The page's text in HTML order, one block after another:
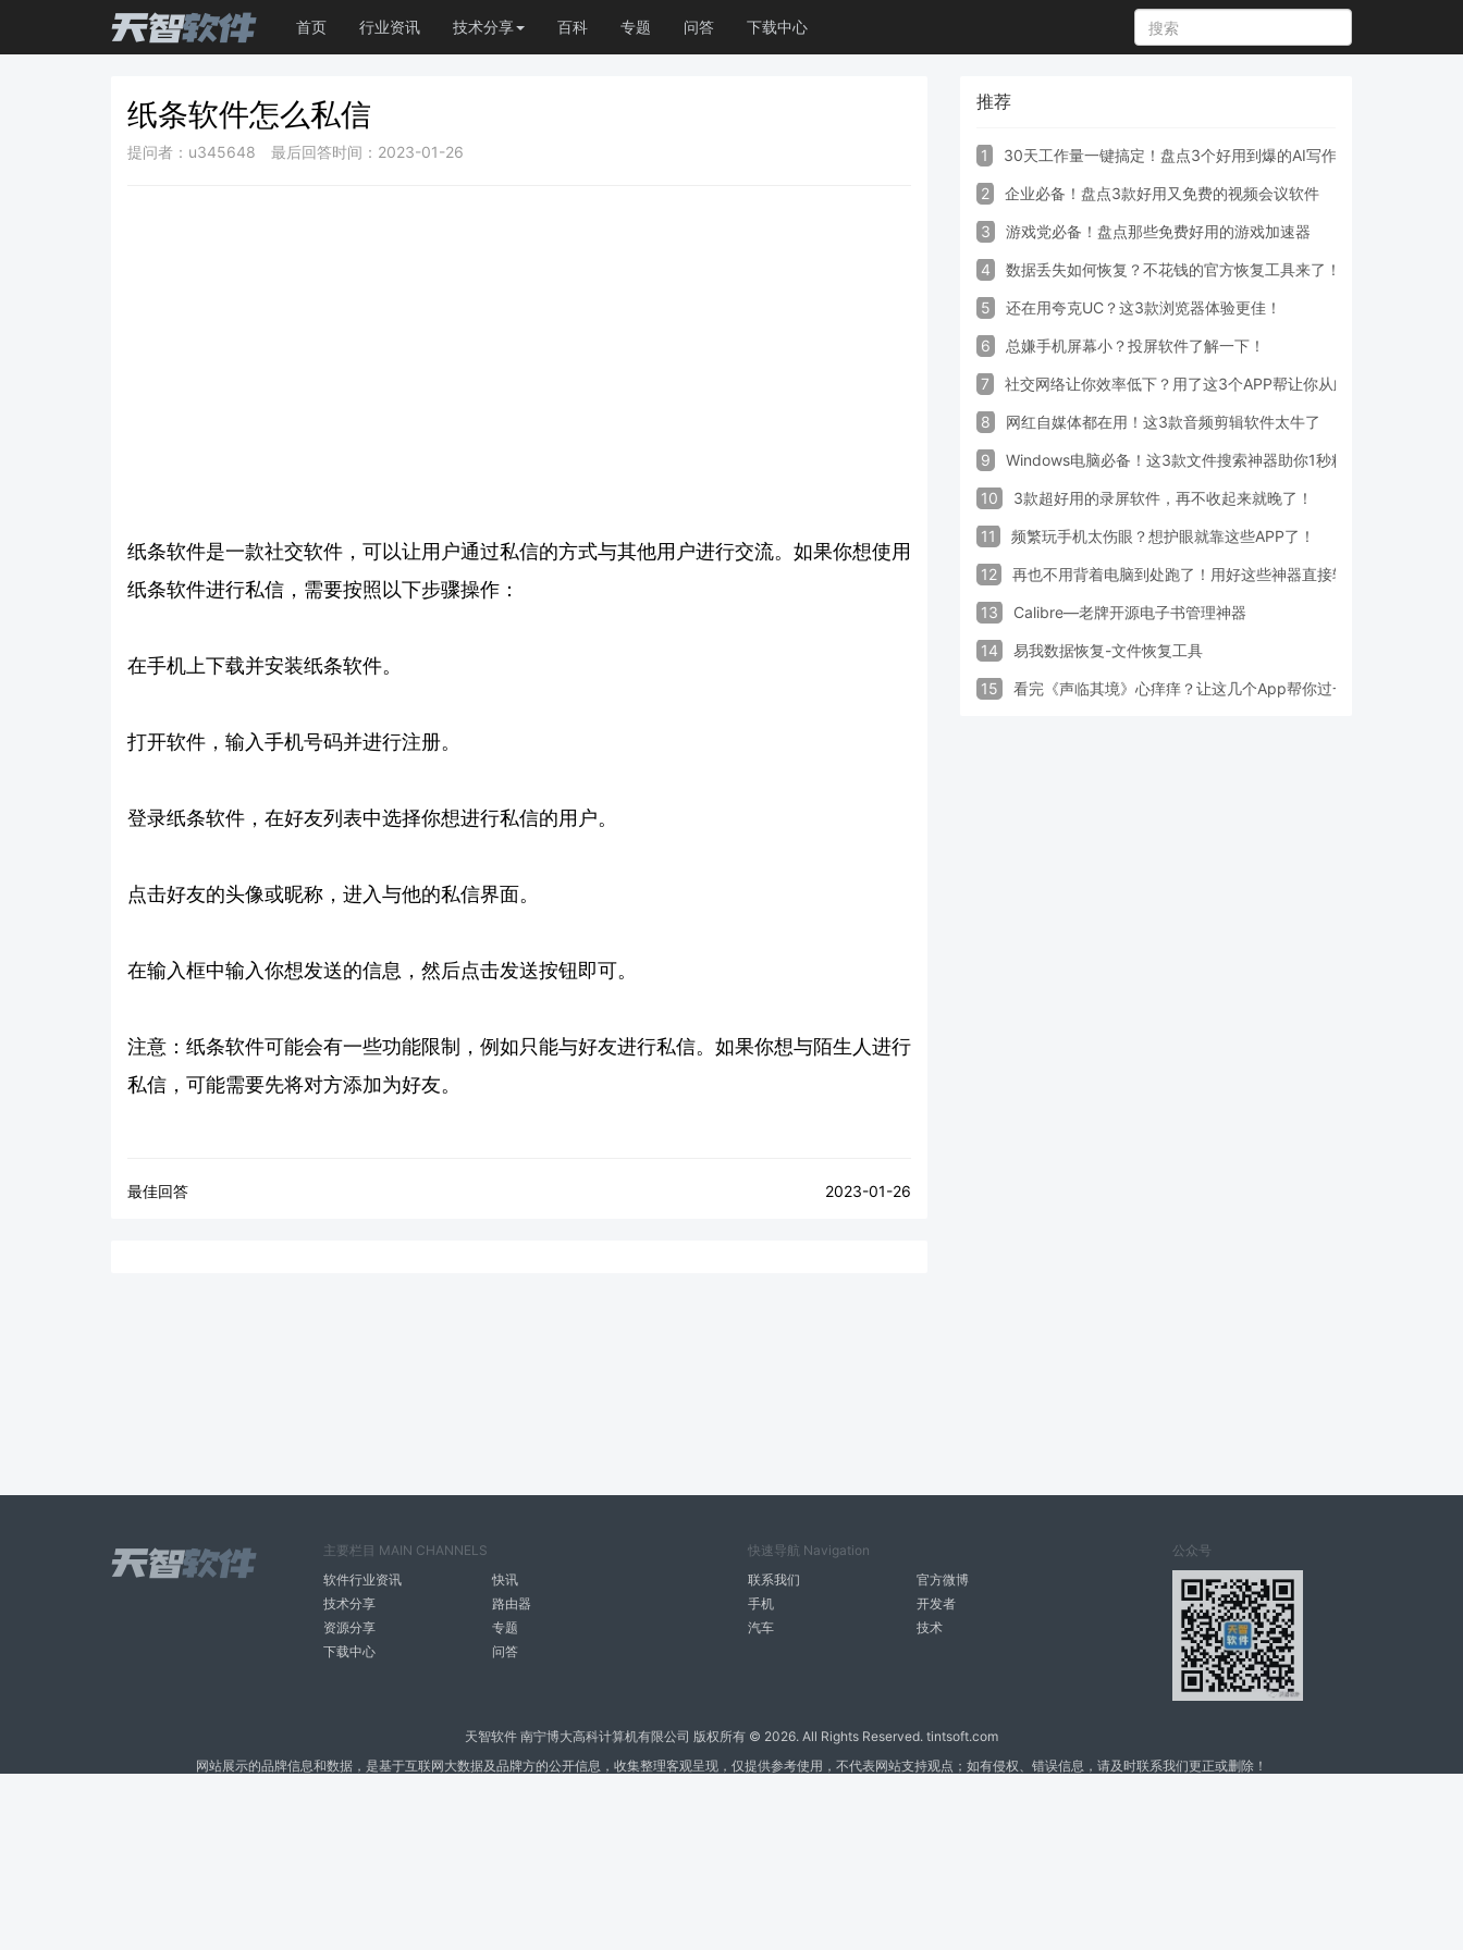
首页 行业资讯 技术分享 百科 专题 问答 下载中心
纸条软件怎么私信
提问者：u345648 最后回答时间：2023-01-26
纸条软件是一款社交软件，可以让用户通过私信的方式与其他用户进行交流。如果你想使用
纸条软件进行私信，需要按照以下步骤操作：
在手机上下载并安装纸条软件。
打开软件，输入手机号码并进行注册。
登录纸条软件，在好友列表中选择你想进行私信的用户。
点击好友的头像或昵称，进入与他的私信界面。
在输入框中输入你想发送的信息，然后点击发送按钮即可。
注意：纸条软件可能会有一些功能限制，例如只能与好友进行私信。如果你想与陌生人进行
私信，可能需要先将对方添加为好友。
最佳回答 2023-01-26
推荐
1 30天工作量一键搞定！盘点3个好用到爆的AI写作生成器工具
2 企业必备！盘点3款好用又免费的视频会议软件
3 游戏党必备！盘点那些免费好用的游戏加速器
4 数据丢失如何恢复？不花钱的官方恢复工具来了！
5 还在用夸克UC？这3款浏览器体验更佳！
6 总嫌手机屏幕小？投屏软件了解一下！
7 社交网络让你效率低下？用了这3个APP帮让你从此戒掉手机！
8 网红自媒体都在用！这3款音频剪辑软件太牛了
9 Windows电脑必备！这3款文件搜索神器助你1秒精准定位文件
10 3款超好用的录屏软件，再不收起来就晚了！
11 频繁玩手机太伤眼？想护眼就靠这些APP了！
12 再也不用背着电脑到处跑了！用好这些神器直接轻松办公
13 Calibre—老牌开源电子书管理神器
14 易我数据恢复-文件恢复工具
15 看完《声临其境》心痒痒？让这几个App帮你过一把配音瘾
主要栏目 MAIN CHANNELS
软件行业资讯
快讯
技术分享
路由器
资源分享
专题
下载中心
问答
快速导航 Navigation
联系我们
官方微博
手机
开发者
汽车
技术
公众号
天智软件 南宁博大高科计算机有限公司 版权所有 © 2026. All Rights Reserved. tintsoft.com
网站展示的品牌信息和数据，是基于互联网大数据及品牌方的公开信息，收集整理客观呈现，仅提供参考使用，不代表网站支持观点；如有侵权、错误信息，请及时联系我们更正或删除！